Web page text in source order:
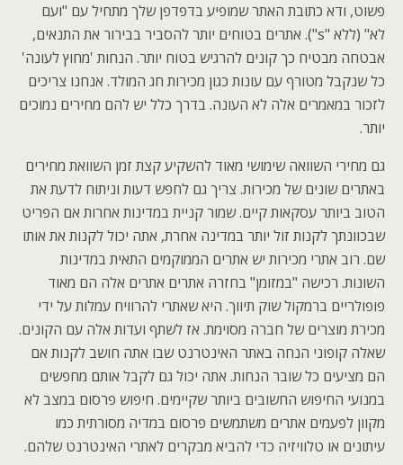
פשוט, ודא כתובת האתר שמופיע בדפדפן שלך מתחיל עם "ועם
לא" (ללא "s"). אתרים בטוחים יותר להסביר בבירור את התנאים,
אבטחה מבטיח כך קונים להרגיש בטוח יותר. הנחות 'מחוץ לעונה'
כל שנקבל מטורף עם עונות כגון מכירות חג המולד. אנחנו צריכים
לזכור במאמרים אלה לא העונה. בדרך כלל יש להם מחירים נמוכים
יותר.
גם מחירי השוואה שימושי מאוד להשקיע קצת זמן השוואת מחירים
באתרים שונים של מכירות. צריך גם לחפש דעות וניתוח לדעת את
הטוב ביותר עסקאות קיים. שמור קניית במדינות אחרות אם הפריט
שבכוונתך לקנות זול יותר במדינה אחרת, אתה יכול לקנות את אותו
שם. רוב אתרי מכירות יש אתרים הממוקמים התאית במדינות
השונות. רכישה "במזומן" בחזרה אתרים אתרים אלה הם מאוד
פופולריים ברמקול שוק תיווך. היא שאתרי להרוויח עמלות על ידי
מכירת מוצרים של חברה מסוימת. אז לשתף ועדות אלה עם הקונים.
שאלה קופוני הנחה באתר האינטרנט שבו אתה חושב לקנות אם
הם מציעים כל שובר הנחות. אתה יכול גם לקבל אותם מחפשים
במנועי החיפוש החשובים ביותר שקיימים. חיפוש פרסום במצב לא
מקוון לפעמים אתרים משתמשים פרסום במדיה מסורתית כמו
עיתונים או טלוויזיה כדי להביא מבקרים לאתרי האינטרנט שלהם.